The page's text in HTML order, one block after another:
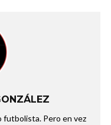
futbolista. Pero en vez